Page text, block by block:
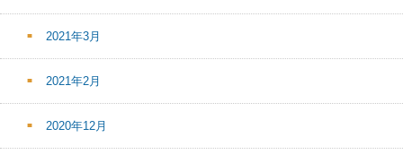
2021年3月
2021年2月
2020年12月